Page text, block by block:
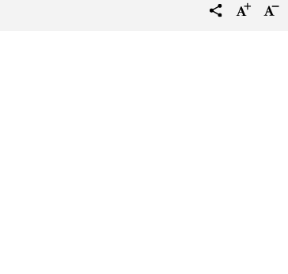
تصغيرزيادة terms_trans.social.share